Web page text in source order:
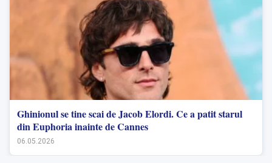
Ghinionul se tine scai de Jacob Elordi. Ce a patit starul
din Euphoria inainte de Cannes
06.05.2026